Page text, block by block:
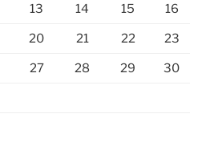
13 14 15 16
20 21 22 23
27 28 29 30